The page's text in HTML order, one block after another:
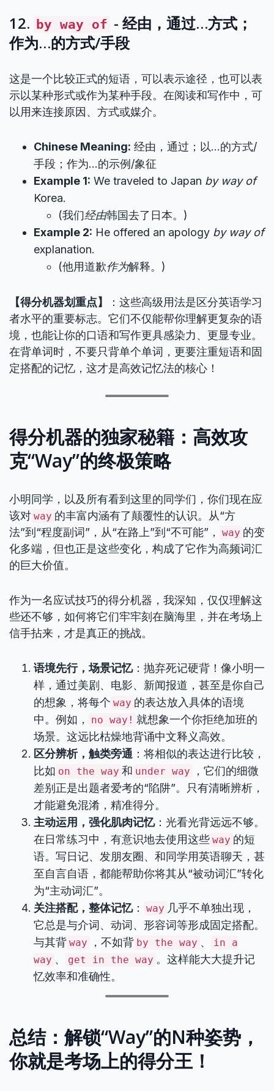
12. by way of - 经由，通过…方式；
作为…的方式/手段
这是一个比较正式的短语，可以表示途径，也可以表
示以某种形式或作为某种手段。在阅读和写作中，可
以用来连接原因、方式或媒介。
Chinese Meaning: 经由，通过；以…的方式/
手段；作为…的示例/象征
Example 1: We traveled to Japan by way of
Korea.
(我们经由韩国去了日本。)
Example 2: He offered an apology by way of
explanation.
(他用道歉作为解释。)
【得分机器划重点】
：这些高级用法是区分英语学习
者水平的重要标志。它们不仅能帮你理解更复杂的语
境，也能让你的口语和写作更具感染力、更显专业。
在背单词时，不要只背单个单词，更要注重短语和固
定搭配的记忆，这才是高效记忆法的核心！
得分机器的独家秘籍：高效攻
克“Way”的终极策略
小明同学，以及所有看到这里的同学们，你们现在应
该对 way 的丰富内涵有了颠覆性的认识。从“方
法”到“程度副词”，从“在路上”到“不可能”， way 的变
化多端，但也正是这些变化，构成了它作为高频词汇
的巨大价值。
作为一名应试技巧的得分机器，我深知，仅仅理解这
些还不够，如何将它们牢牢刻在脑海里，并在考场上
信手拈来，才是真正的挑战。
语境先行，场景记忆：抛弃死记硬背！像小明一
样，通过美剧、电影、新闻报道，甚至是你自己
的想象，将每个 way 的表达放入具体的语境
中。例如，
no way! 就想象一个你拒绝加班的
场景。这远比枯燥地背诵中文释义高效。
区分辨析，触类旁通 ：将相似的表达进行比较，
比如 on the way 和 under way
，它们的细微
差别正是出题者爱考的“陷阱”。只有清晰辨析，
才能避免混淆，精准得分。
主动运用，强化肌肉记忆：光看光背远远不够。
在日常练习中，有意识地去使用这些 way 的短
语。写日记、发朋友圈、和同学用英语聊天，甚
至自言自语，都能帮助你将其从“被动词汇”转化
为“主动词汇”。
关注搭配，整体记忆： way 几乎不单独出现，
它总是与介词、动词、形容词等形成固定搭配。
与其背 way ，不如背 by the way 、
in a
way 、 get in the way 。这样能大大提升记
忆效率和准确性。
总结：解锁“Way”的N种姿势，
你就是考场上的得分王！